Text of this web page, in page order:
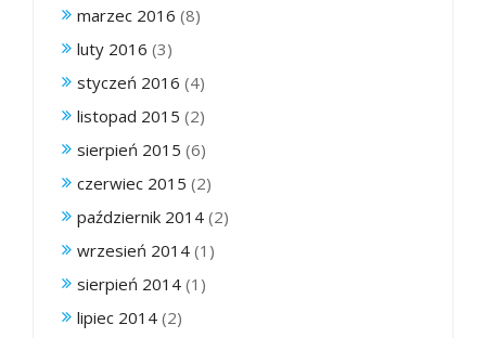
marzec 2016 (8)
luty 2016 (3)
styczeń 2016 (4)
listopad 2015 (2)
sierpień 2015 (6)
czerwiec 2015 (2)
październik 2014 (2)
wrzesień 2014 (1)
sierpień 2014 (1)
lipiec 2014 (2)